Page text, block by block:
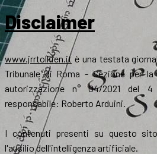
Disclaimer
www.jrrtolkien.it è una testata
Tribunale di Roma - Sezione per la
autorizzazione n° 04/2021 del
responsabile: Roberto Arduini.
I contenuti presenti su questo
l'ausilio dell'intelligenza artificiale.